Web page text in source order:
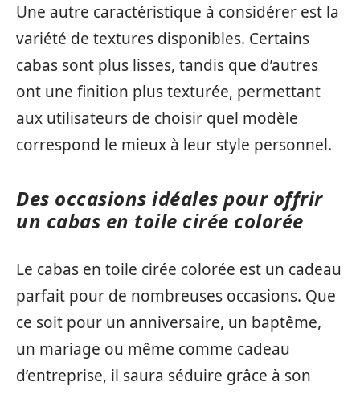
Une autre caractéristique à considérer est la
variété de textures disponibles. Certains
cabas sont plus lisses, tandis que d’autres
ont une finition plus texturée, permettant
aux utilisateurs de choisir quel modèle
correspond le mieux à leur style personnel.
Des occasions idéales pour offrir
un cabas en toile cirée colorée
Le cabas en toile cirée colorée est un cadeau
parfait pour de nombreuses occasions. Que
ce soit pour un anniversaire, un baptême,
un mariage ou même comme cadeau
d’entreprise, il saura séduire grâce à son